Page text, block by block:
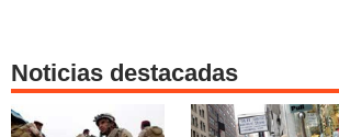
Noticias destacadas